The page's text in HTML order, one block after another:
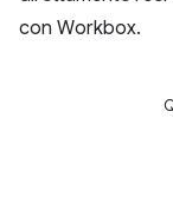
con Workbox.